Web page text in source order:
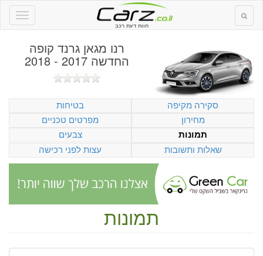
חוות דעת רכב
רנו מגאן גרנד קופה
החדשה 2017 - 2018
סקירה מקיפה
בטיחות
מחירון
מפרטים טכניים
תמונות
צבעים
שאלות ותשובות
עצות לפני רכישה
תמונות